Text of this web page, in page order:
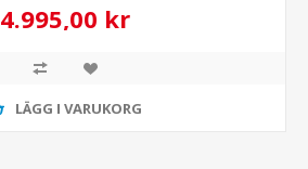
4.995,00 kr
LÄGG I VARUKORG